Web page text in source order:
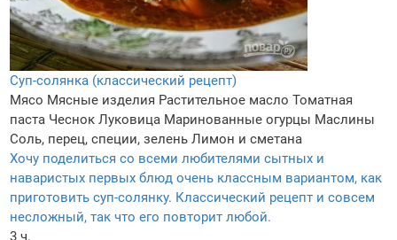
Суп-солянка (классический рецепт)
Мясо Мясные изделия Растительное масло Томатная
паста Чеснок Луковица Маринованные огурцы Маслины
Соль, перец, специи, зелень Лимон и сметана
Хочу поделиться со всеми любителями сытных и
наваристых первых блюд очень классным вариантом, как
приготовить суп-солянку. Классический рецепт и совсем
несложный, так что его повторит любой.
3 ч.